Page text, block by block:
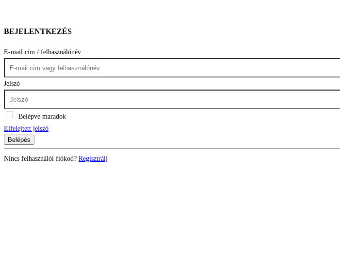
BEJELENTKEZÉS
E-mail cím / felhasználónév
Jelszó
Belépve maradok
Elfelejtett jelszó
Belépés
Nincs felhasználói fiókod? Regisztrálj